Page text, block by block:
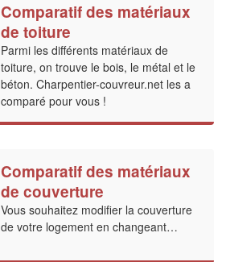
Comparatif des matériaux
de toiture
Parmi les différents matériaux de
toiture, on trouve le bois, le métal et le
béton. Charpentier-couvreur.net les a
comparé pour vous !
Comparatif des matériaux
de couverture
Vous souhaitez modifier la couverture
de votre logement en changeant…